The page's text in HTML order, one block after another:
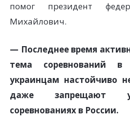
помог президент
Михайлович.
— Последнее время
тема соревнований в
украинцам настойчиво
даже запрещают
соревнованиях в России.